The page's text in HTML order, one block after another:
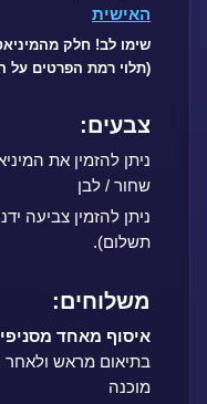
האישית
שימו לב! חלק
(תלוי רמת הפרטים על
צבעים:
שחור / לבן
ניתן להזמין צביעה
תשלום).
משלוחים:
איסוף מאחד מסניפי Rooms & Realms:
בתיאום מראש
מוכנה